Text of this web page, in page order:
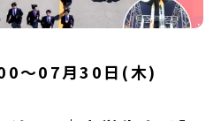
大人たちと交流・対話＜２日目＞
ワークショップ」 -ゲスト講師によ
解散※天候の状況や参加人数によ
ございます。参加概要【開催場
う）【実施日程】7月4日（土）〜7
には6月5日（金） 18:30～20:00に
は「北海道平取町（びらとりちょ
取町（びらとりちょう）。壮大な自
いる町として広く知られていま
は、アイヌ語「ピラ・ウトゥル」
名付けられました。見上げるほど
ろしりだけ）」の景色は絶景！日
咲く花畑や、和牛がのんびりと過
〜07月30日(木)